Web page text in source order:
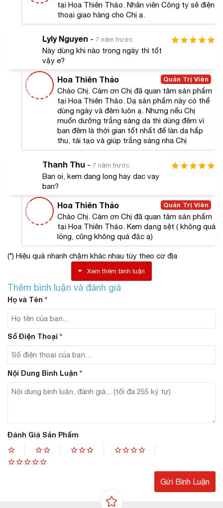
#Công dụng
Chỉ trong thời gian ngắn sử dụng kem dưỡng trắng da
toàn thân iPsasa Nhật thì bạn đã có thể tự hào vì làn
da của mình đã được bảo vệ một cách tối đa. Đặc biệt
những vùng da nhăn, lão hóa đều được khắc phục hiệu
Sử dụng sản phẩm còn mang đến nhiều công dụng
hoàn hảo cho làn da như:
Nhanh chóng đẩy lùi sự hình thành của các hắc tố
melanin và ngăn ngừa tình trạng da bị thâm nám,
sạm một cách thông minh và hiệu quả.
Kem dưỡng trắng body iPsasa Nhật Bản sẽ chăm
màng như làn da em bé.
Đảm bảo duy trì độ ẩm cho làn da một cách tự
nhiên từ đó làn da trở nên mềm mại hơn.
Đồng thời với nhiều dưỡng chất thiên nhiên quý
hiếm có trong sản phẩm còn đảm bảo trẻ hóa và
ngăn ngừa lão hóa da.
Với chỉ số SPF 45 PA+++ giúp bảo vệ và chống
nắng toàn diện cho làn da.
Bạn sẽ nhanh chóng sở hữu một làn da trắng xinh
ngọc ngà và hồng hào tự nhiên mà không còn lo
tại Hoa Thiên Thảo. Nhân viên Công ty sẽ điện
thoại giao hàng cho Chị ạ.
Lyly Nguyen - 7 năm trước
Này dùng khi nào trong ngày thì tốt
vậy e?
Quản Trị Viên
Hoa Thiên Thảo
Chào Chị. Cám ơn Chị đã quan tâm sản phẩm
tại Hoa Thiên Thảo. Dạ sản phẩm này có thể
dùng ngày và đêm luôn ạ. Nhưng nếu Chị
muốn dưỡng trắng sáng da thì dùng đêm vì
ban đêm là thời gian tốt nhất để làn da hấp
thu, tái tạo và giúp trắng sáng nha Chị
Thanh Thu - 7 năm trước
Ban oi, kem dang long hay dac vay
ban?
Quản Trị Viên
Hoa Thiên Thảo
Chào Chị. Cám ơn Chị đã quan tâm sản phẩm
tại Hoa Thiên Thảo. Kem dạng sệt ( không quá
lỏng, cũng không quá đặc ạ)
(*) Hiệu quả nhanh chậm khác nhau tùy theo cơ địa
Xem thêm bình luận
Thêm bình luận và đánh giá
Họ và Tên *
Số Điện Thoại *
Nội Dung Bình Luận *
Đánh Giá Sản Phẩm